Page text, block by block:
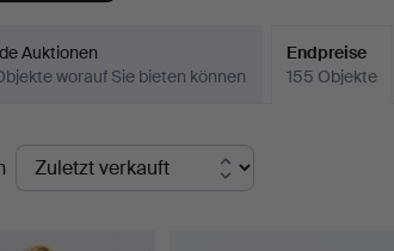
Auktionen
worauf Sie bieten können
Endpreise
155 Objekte